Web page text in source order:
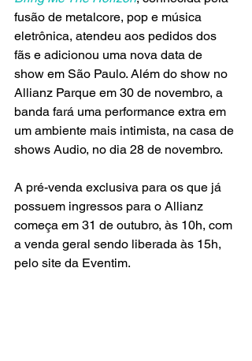
fusão de metalcore, pop e música
eletrônica, atendeu aos pedidos dos
fãs e adicionou uma nova data de
show em São Paulo. Além do show no
Allianz Parque em 30 de novembro, a
banda fará uma performance extra em
um ambiente mais intimista, na casa de
shows Audio, no dia 28 de novembro.
A pré-venda exclusiva para os que já
possuem ingressos para o Allianz
começa em 31 de outubro, às 10h, com
a venda geral sendo liberada às 15h,
pelo site da Eventim.